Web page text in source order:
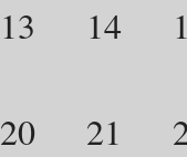
13 14
20 21